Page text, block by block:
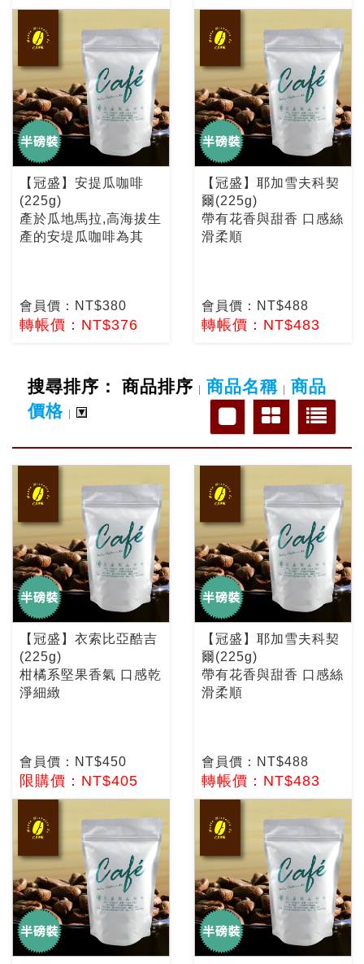
【冠盛】安提瓜咖啡
(225g)
產於瓜地馬拉,高海拔生
產的安堤瓜咖啡為其
會員價：NT$380
轉帳價：NT$376
【冠盛】耶加雪夫科契
爾(225g)
帶有花香與甜香 口感絲
滑柔順
會員價：NT$488
轉帳價：NT$483
搜尋排序： 商品排序 | 商品名稱 | 商品
價格 |
【冠盛】衣索比亞酷吉
(225g)
柑橘系堅果香氣 口感乾
淨細緻
會員價：NT$450
限購價：NT$405
【冠盛】耶加雪夫科契
爾(225g)
帶有花香與甜香 口感絲
滑柔順
會員價：NT$488
轉帳價：NT$483